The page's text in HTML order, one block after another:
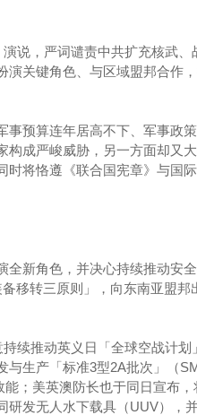
说，严词谴责中共扩充核武、
关键角色、与区域盟邦合作
预算连年居高不下、军事政
成严峻威胁，另一方面却又
将恪遵《联合国宪章》与国
新角色，并决心持续推动安
移转三原则」，向东南亚盟邦
续推动英义日「全球空战计
生产「标准3型2A批次」（
；美英澳防长也于同日宣布
发无人水下载具（UUV），